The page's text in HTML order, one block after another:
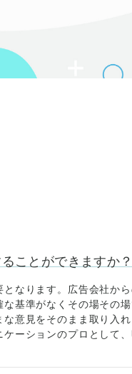
ことができますか？
なります。広告会社か
基準がなくその場その
意見をそのまま取り入
ーションのプロとして